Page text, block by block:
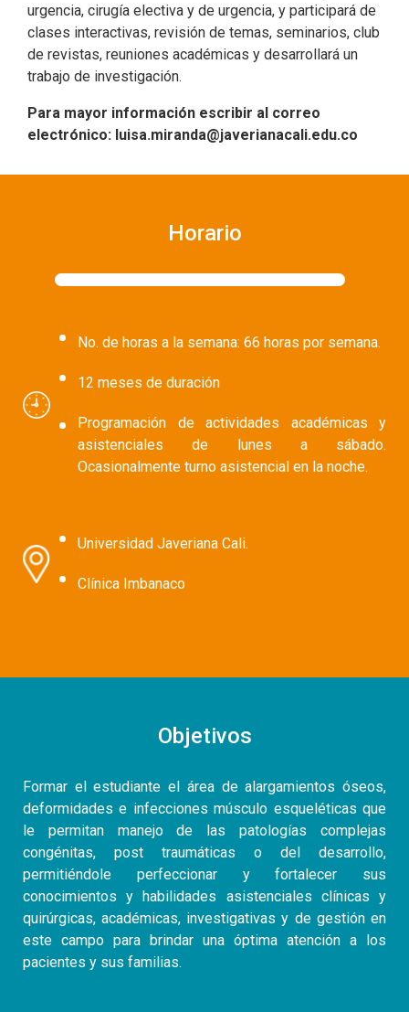
urgencia, cirugía electiva y de urgencia, y participará de
clases interactivas, revisión de temas, seminarios, club
de revistas, reuniones académicas y desarrollará un
trabajo de investigación.
Para mayor información escribir al correo
electrónico: luisa.miranda@javerianacali.edu.co
Horario
No. de horas a la semana: 66 horas por semana.
12 meses de duración
Programación de actividades académicas y
asistenciales de lunes a sábado.
Ocasionalmente turno asistencial en la noche.
Universidad Javeriana Cali.
Clínica Imbanaco
Objetivos
Formar el estudiante el área de alargamientos óseos,
deformidades e infecciones músculo esqueléticas que
le permitan manejo de las patologías complejas
congénitas, post traumáticas o del desarrollo,
permitiéndole perfeccionar y fortalecer sus
conocimientos y habilidades asistenciales clínicas y
quirúrgicas, académicas, investigativas y de gestión en
este campo para brindar una óptima atención a los
pacientes y sus familias.